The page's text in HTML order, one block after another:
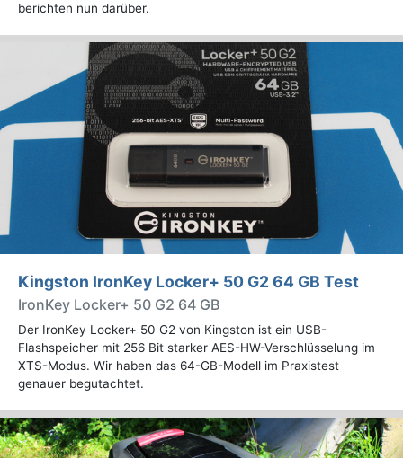
berichten nun darüber.
Kingston IronKey Locker+ 50 G2 64 GB Test
IronKey Locker+ 50 G2 64 GB
Der IronKey Locker+ 50 G2 von Kingston ist ein USB-
Flashspeicher mit 256 Bit starker AES-HW-Verschlüsselung im
XTS-Modus. Wir haben das 64-GB-Modell im Praxistest
genauer begutachtet.